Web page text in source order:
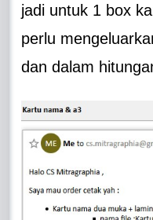
jadi untuk 1 box
perlu
dan dalam